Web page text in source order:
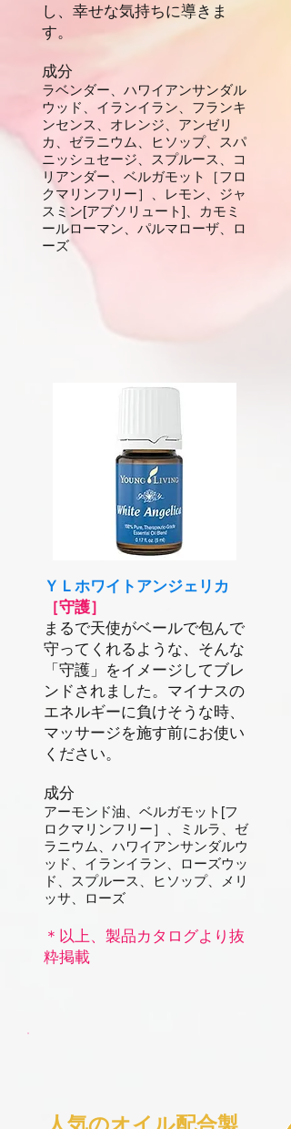
し、幸せな気持ちに導きま
す。
成分
ラベンダー、ハワイアンサンダル
ウッド、イランイラン、フランキ
ンセンス、オレンジ、アンゼリ
カ、ゼラニウム、ヒソップ、スパ
ニッシュセージ、スプルース、コ
リアンダー、ベルガモット［フロ
クマリンフリー］、レモン、ジャ
スミン[アブソリュート]、カモミ
ールローマン、パルマローザ、ロ
ーズ
ＹＬホワイトアンジェリカ
［守護］
まるで天使がベールで包んで
守ってくれるような、そんな
「守護」をイメージしてブレ
ンドされました。マイナスの
エネルギーに負けそうな時、
マッサージを施す前にお使い
ください。
成分
アーモンド油、ベルガモット[フ
ロクマリンフリー］、ミルラ、ゼ
ラニウム、ハワイアンサンダルウ
ッド、イランイラン、ローズウッ
ド、スプルース、ヒソップ、メリ
ッサ、ローズ
＊以上、製品カタログより抜
粋掲載